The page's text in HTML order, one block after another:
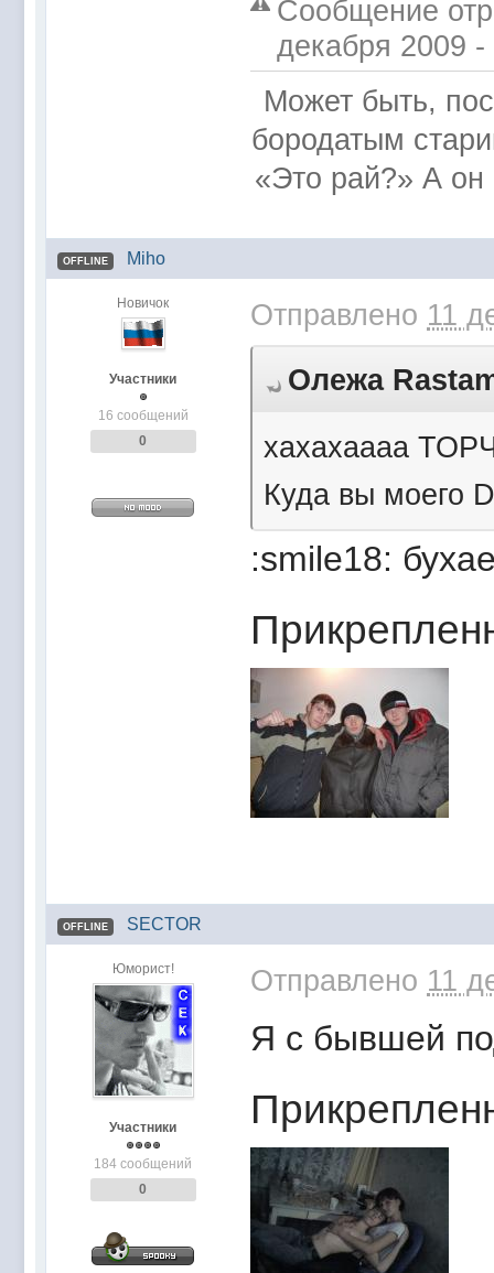
Сообщение
декабря 2009 -
Может быть,
бородатым
«Это рай?» А он
OFFLINE Miho
Новичок
Участники
16 сообщений
0
Отправлено 11
Олежа
хахахаааа
Куда вы моего
:smile18:
OFFLINE SECTOR
Юморист!
Участники
184 сообщений
0
Отправлено 11
Я с бывшей